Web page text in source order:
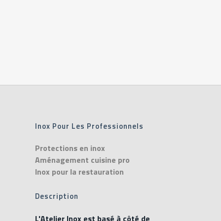
Inox Pour Les Professionnels
Protections en inox
Aménagement cuisine pro
Inox pour la restauration
Description
L'Atelier Inox est basé à côté de